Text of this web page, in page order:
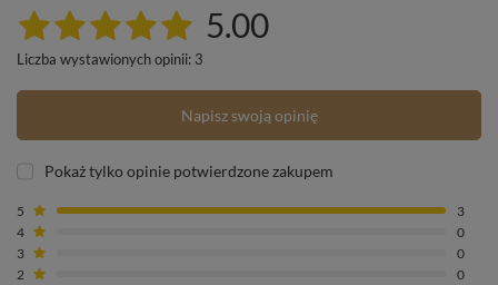
5.00
Liczba wystawionych opinii: 3
Napisz swoją opinię
Pokaż tylko opinie potwierdzone zakupem
5
3
4
0
3
0
2
0